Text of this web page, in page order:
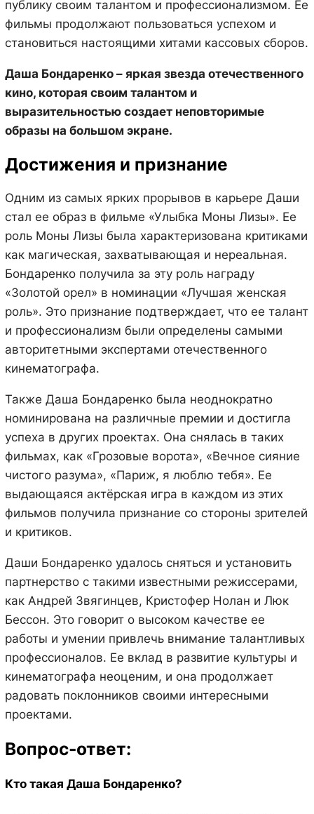
публику своим талантом и профессионализмом. Ее
фильмы продолжают пользоваться успехом и
становиться настоящими хитами кассовых сборов.
Даша Бондаренко – яркая звезда отечественного
кино, которая своим талантом и
выразительностью создает неповторимые
образы на большом экране.
Достижения и признание
Одним из самых ярких прорывов в карьере Даши
стал ее образ в фильме «Улыбка Моны Лизы». Ее
роль Моны Лизы была характеризована критиками
как магическая, захватывающая и нереальная.
Бондаренко получила за эту роль награду
«Золотой орел» в номинации «Лучшая женская
роль». Это признание подтверждает, что ее талант
и профессионализм были определены самыми
авторитетными экспертами отечественного
кинематографа.
Также Даша Бондаренко была неоднократно
номинирована на различные премии и достигла
успеха в других проектах. Она снялась в таких
фильмах, как «Грозовые ворота», «Вечное сияние
чистого разума», «Париж, я люблю тебя». Ее
выдающаяся актёрская игра в каждом из этих
фильмов получила признание со стороны зрителей
и критиков.
Даши Бондаренко удалось сняться и установить
партнерство с такими известными режиссерами,
как Андрей Звягинцев, Кристофер Нолан и Люк
Бессон. Это говорит о высоком качестве ее
работы и умении привлечь внимание талантливых
профессионалов. Ее вклад в развитие культуры и
кинематографа неоценим, и она продолжает
радовать поклонников своими интересными
проектами.
Вопрос-ответ:
Кто такая Даша Бондаренко?